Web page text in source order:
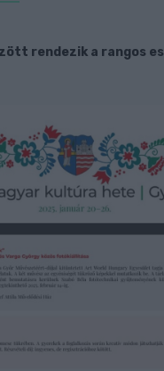
rendezik a rangos